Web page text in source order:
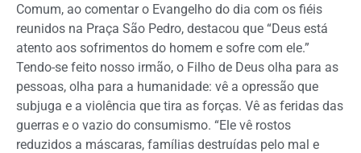
Comum, ao comentar o Evangelho do dia com os fiéis
reunidos na Praça São Pedro, destacou que “Deus está
atento aos sofrimentos do homem e sofre com ele.”
Tendo-se feito nosso irmão, o Filho de Deus olha para as
pessoas, olha para a humanidade: vê a opressão que
subjuga e a violência que tira as forças. Vê as feridas das
guerras e o vazio do consumismo. “Ele vê rostos
reduzidos a máscaras, famílias destruídas pelo mal e